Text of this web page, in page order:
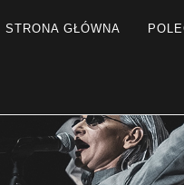
STRONA GŁÓWNA